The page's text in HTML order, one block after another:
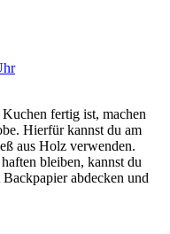
fer­tig ist, machen
Hier­für kannst du am
aus Holz ver­wen­den.
blei­ben, kannst du
abde­cken und